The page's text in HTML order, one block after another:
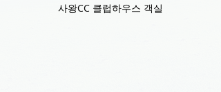
사왕CC 클럽하우스 객실